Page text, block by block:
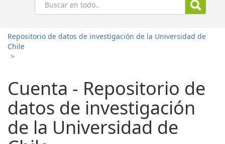
Repositorio de datos de investigación de la Universidad de
Chile
>
Cuenta - Repositorio de
datos de investigación
de la Universidad de